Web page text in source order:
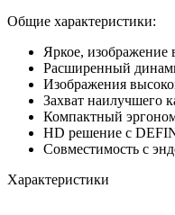
Общие характеристики:
Яркое, изображение
Расширенный
Изображения
Захват наилучшего
Компактный
HD решение с
Совместимость с
Характеристики